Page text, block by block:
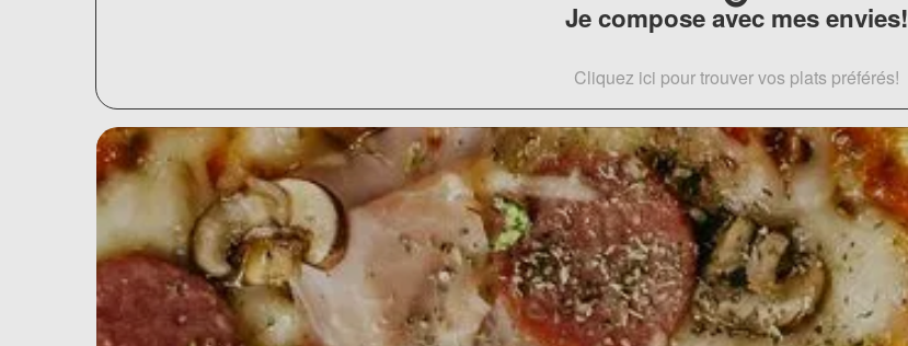
Je compose avec mes envies!
Cliquez ici pour trouver vos plats préférés!